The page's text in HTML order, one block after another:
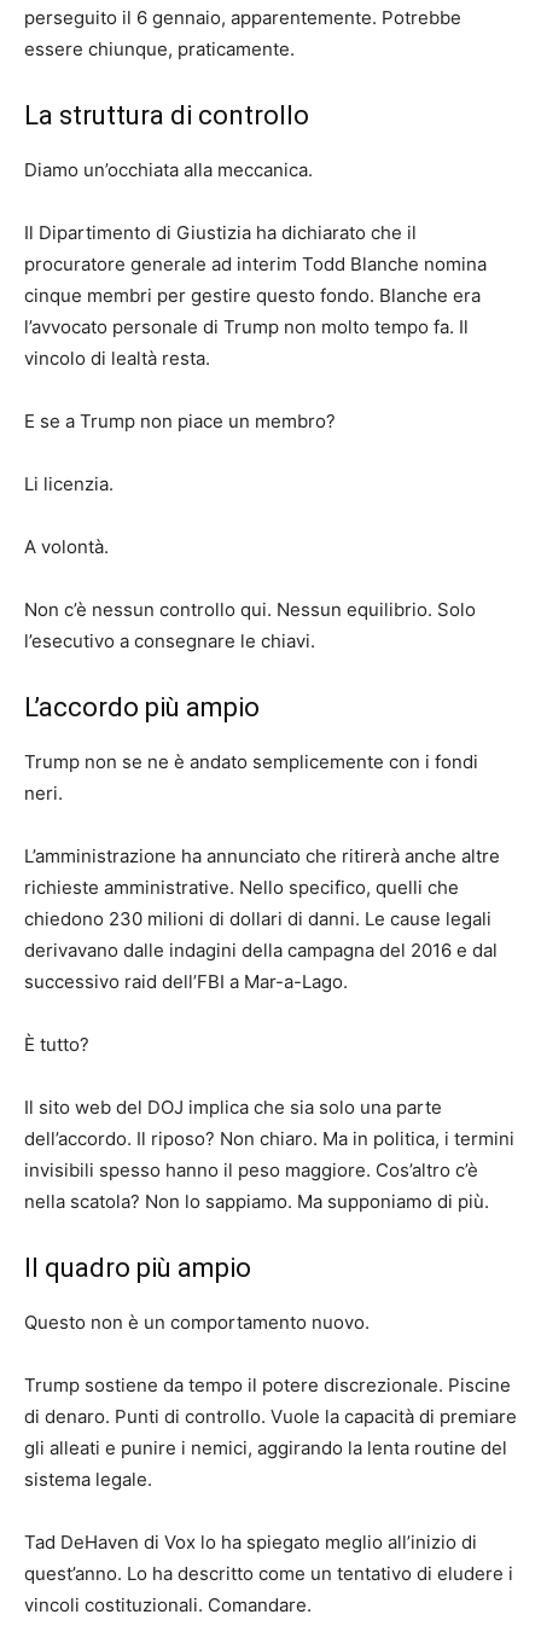
perseguito il 6 gennaio, apparentemente. Potrebbe
essere chiunque, praticamente.
La struttura di controllo
Diamo un’occhiata alla meccanica.
Il Dipartimento di Giustizia ha dichiarato che il
procuratore generale ad interim Todd Blanche nomina
cinque membri per gestire questo fondo. Blanche era
l’avvocato personale di Trump non molto tempo fa. Il
vincolo di lealtà resta.
E se a Trump non piace un membro?
Li licenzia.
A volontà.
Non c’è nessun controllo qui. Nessun equilibrio. Solo
l’esecutivo a consegnare le chiavi.
L’accordo più ampio
Trump non se ne è andato semplicemente con i fondi
neri.
L’amministrazione ha annunciato che ritirerà anche altre
richieste amministrative. Nello specifico, quelli che
chiedono 230 milioni di dollari di danni. Le cause legali
derivavano dalle indagini della campagna del 2016 e dal
successivo raid dell’FBI a Mar-a-Lago.
È tutto?
Il sito web del DOJ implica che sia solo una parte
dell’accordo. Il riposo? Non chiaro. Ma in politica, i termini
invisibili spesso hanno il peso maggiore. Cos’altro c’è
nella scatola? Non lo sappiamo. Ma supponiamo di più.
Il quadro più ampio
Questo non è un comportamento nuovo.
Trump sostiene da tempo il potere discrezionale. Piscine
di denaro. Punti di controllo. Vuole la capacità di premiare
gli alleati e punire i nemici, aggirando la lenta routine del
sistema legale.
Tad DeHaven di Vox lo ha spiegato meglio all’inizio di
quest’anno. Lo ha descritto come un tentativo di eludere i
vincoli costituzionali. Comandare.